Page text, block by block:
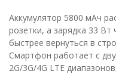
Аккумулятор 5800 мАч
розетки, а зарядка 33 Вт
быстрее вернуться в
Смартфон работает с
2G/3G/4G LTE